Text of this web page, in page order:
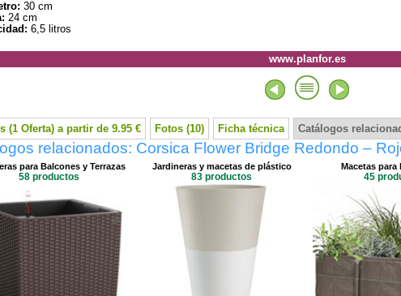
30 cm
24 cm
6,5 litros
www.planfor.es
(1 Oferta) a partir de 9.95 € Fotos (10) Ficha técnica Catálogos
relacionados: Corsica Flower Bridge Redondo –
para Balcones y Terrazas
58 productos
Jardineras y macetas de plástico
83 productos
Macetas para
45